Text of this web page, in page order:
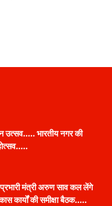
उत्सव….. भारतीय नगर की
मंत्री अरुण साव कल लेंगे
कार्यों की समीक्षा बैठक…..